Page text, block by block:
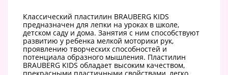
Классический пластилин BRAUBERG KIDS
предназначен для лепки на уроках в школе,
детском саду и дома. Занятия с ним способствуют
развитию у ребенка мелкой моторики рук,
проявлению творческих способностей и
потенциала образного мышления. Пластилин
BRAUBERG KIDS обладает высоким качеством,